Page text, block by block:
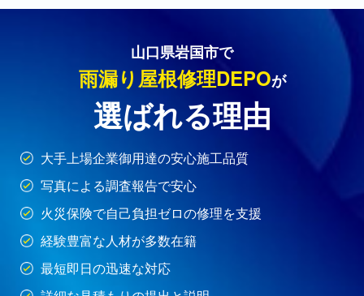
山口県岩国市で
雨漏り屋根修理DEPOが
選ばれる理由
大手上場企業御用達の安心施工品質
写真による調査報告で安心
火災保険で自己負担ゼロの修理を支援
経験豊富な人材が多数在籍
最短即日の迅速な対応